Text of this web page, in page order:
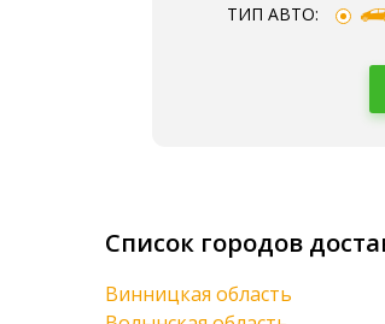
ТИП АВТО:
Список городов
Винницкая область